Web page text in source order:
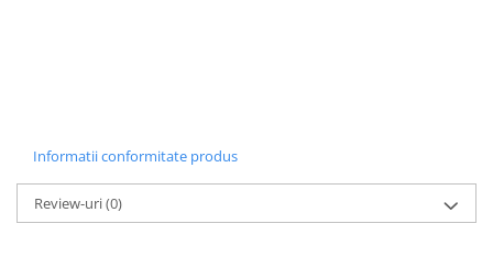
SSD-uri interne
Hard disk-uri interne
Surse
Informatii conformitate produs
Review-uri(0)